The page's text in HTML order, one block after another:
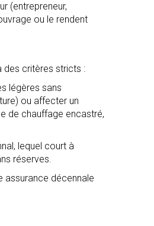
(entrepreneur,
ou le rendent
des critères stricts :
légères sans
ou affecter un
de chauffage encastré,
lequel court à
réserves.
assurance décennale